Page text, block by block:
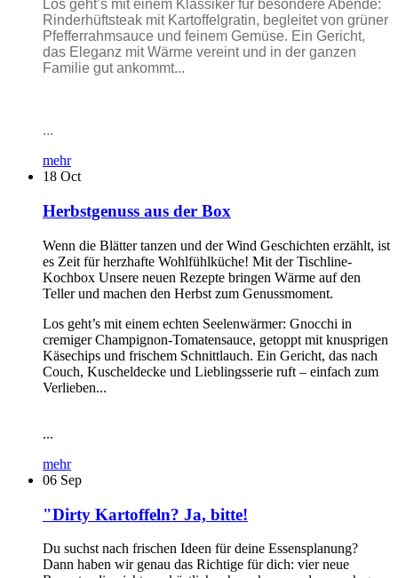
Los geht’s mit einem Klassiker für besondere Abende:
Rinderhüftsteak mit Kartoffelgratin, begleitet von grüner
Pfefferrahmsauce und feinem Gemüse. Ein Gericht,
das Eleganz mit Wärme vereint und in der ganzen
Familie gut ankommt...
...
mehr
18 Oct
Herbstgenuss aus der Box
Wenn die Blätter tanzen und der Wind Geschichten erzählt, ist
es Zeit für herzhafte Wohlfühlküche! Mit der Tischline-
Kochbox Unsere neuen Rezepte bringen Wärme auf den
Teller und machen den Herbst zum Genussmoment.
Los geht’s mit einem echten Seelenwärmer: Gnocchi in
cremiger Champignon-Tomatensauce, getoppt mit knusprigen
Käsechips und frischem Schnittlauch. Ein Gericht, das nach
Couch, Kuscheldecke und Lieblingsserie ruft – einfach zum
Verlieben...
...
mehr
06 Sep
"Dirty Kartoffeln? Ja, bitte!
Du suchst nach frischen Ideen für deine Essensplanung?
Dann haben wir genau das Richtige für dich: vier neue